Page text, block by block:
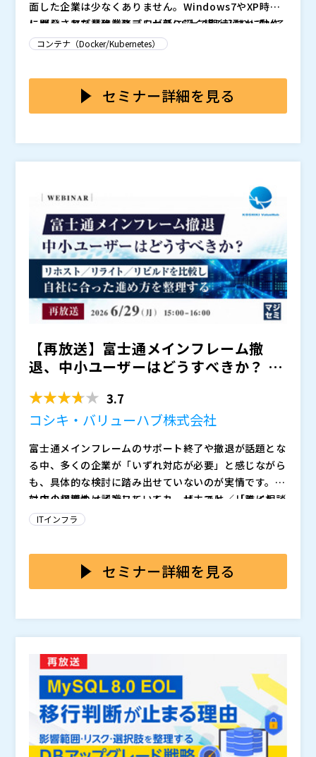
面した企業は少なくありません。Windows7やXP時代
に開発された業務システムが新OS上で期待通りに動作
せず、かといって再開発には時間もコストもかかる――。O
レガシーアプリは業務プロセスに深く組み込まれている
ことが多く、簡単に置き換えられません。一方で、新O
や管理の複雑さが課題となり、既存資産を活かしながら
安全・効率的に運用する方法が求められています。
とで、OSから切り離して配布・実行できるです。アプ
リを小さなパッケージ単位で配信できるため、ネットワ
ーザー端末へのインストールを必要とせず、運用管理の
負担軽減にも貢献します。さらに、AES-256暗号化や利
本セミナーでは、実際のユースケースをもとにしたデモ
や導入事例を交えながら、Windows11環境におけるレ
ガシーアプリ活用と運用効率化の方法について詳しく解
説します。
マジセミ株式会社（）
※共催、協賛、協力、講演企業は将来的に追加、削除さ
コンテナ（Docker/Kubernetes）
セミナー詳細を見る
【再放送】富士通メインフレーム撤
退、中小ユーザーはどうすべきか？ ～
3.7
コシキ・バリューハブ株式会社
富士通メインフレームのサポート終了や撤退が話題とな
る中、多くの企業が「いずれ対応が必要」と感じながら
も、具体的な検討に踏み出せていないのが実情です。特
に中小規模のメインフレームユーザーでは、「誰に相談
すればよいか分からない」状態に置かれているケースも
対応の必要性は認識していても、リホスト／リライト／
リビルドといった移行方式の違いや、コスト感・期間・
で頓挫した、社内で意見が割れて前に進まない、といっ
た経験をお持ちの方もいるのではないでしょうか。業務
が残る。判断材料が不足したまま時間だけが過ぎてい
く、これが、多くの中小メインフレームユーザーが直面
しているジレンマです。
を整理したうえで、リホスト／リライト／リビルドとい
う3つの移行方式について、それぞれの特徴や考え方を
はなく、自社の規模や業務特性を踏まえて、どのように
比較・検討すべきかという視点をお伝えします。すぐに
結論を出すことを目的とするのではなく、「まず何を整
理すべきか」「次に何を検討すべきか」を明確にするこ
とがゴールです。誰にも相談できず立ち止まっていた状
態から、検討を前に進めるためのヒントを持ち帰ってい
ただける内容です。
いたします。
コシキ・バリューハブ株式会社（）
ビズブースト株式会社（
マジセミ株式会社（
※共催、協賛、協力、講演企業は将来的に追加、削除さ
れる可能性があります。
ITインフラ
セミナー詳細を見る